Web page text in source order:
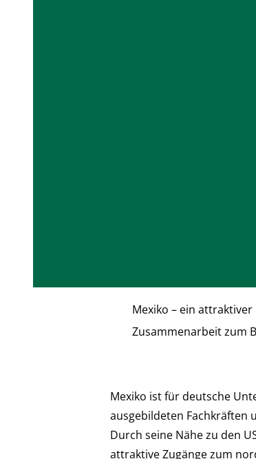
Mexiko – ein
Zusammenarbeit zum
Mexiko ist für deutsche
ausgebildeten Fachkräften
Durch seine Nähe zu den
attraktive Zugänge zum